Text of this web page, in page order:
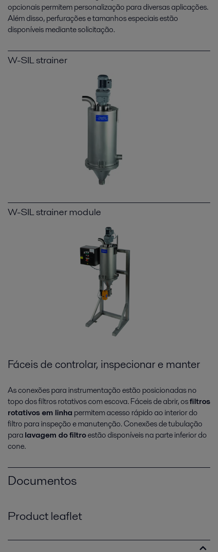
opcionais permitem personalização para diversas aplicações.
Além disso, perfurações e tamanhos especiais estão
disponíveis mediante solicitação.
W-SIL strainer
W-SIL strainer module
Fáceis de controlar, inspecionar e manter
As conexões para instrumentação estão posicionadas no
topo dos filtros rotativos com escova. Fáceis de abrir, osfiltros
rotativos em linha permitem acesso rápido ao interior do
filtro para inspeção e manutenção. Conexões de tubulação
para lavagem do filtroestão disponíveis na parte inferior do
cone.
Documentos
Product leaflet